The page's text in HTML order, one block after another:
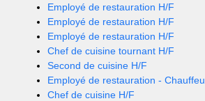
Employé de restauration H/F
Employé de restauration H/F
Employé de restauration H/F
Chef de cuisine tournant H/F
Second de cuisine H/F
Employé de restauration -
Chef de cuisine H/F